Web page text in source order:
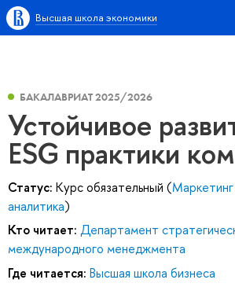
Высшая школа экономики
БАКАЛАВРИАТ 2025/2026
Устойчивое
ESG практики
Статус: Курс обязательный (
аналитика)
Кто читает: Департамент
международного менеджмента
Где читается: Высшая школа бизнеса